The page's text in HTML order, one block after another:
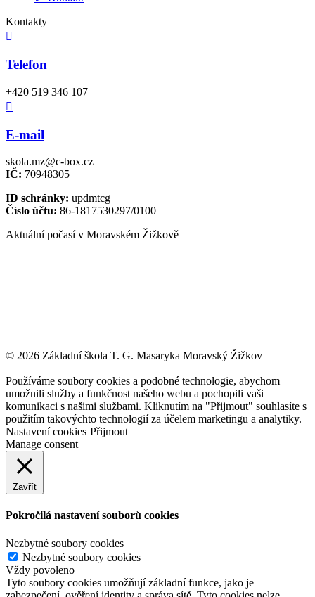
Kontakty

Telefon
+420 519 346 107

E-mail
skola.mz@c-box.cz
IČ: 70948305
ID schránky: updmtcg
Číslo účtu: 86-1817530297/0100
Aktuální počasí v Moravském Žižkově
© 2026 Základní škola T. G. Masaryka Moravský Žižkov |
Používáme soubory cookies a podobné technologie, abychom
umožnili služby a funkčnost našeho webu a pochopili vaši
komunikaci s našimi službami. Kliknutím na "Přijmout" souhlasíte s
použitím takovýchto technologií za účelem marketingu a analytiky.
Nastavení cookies Přijmout
Manage consent
Zavřít
Pokročilá nastavení souborů cookies
Nezbytné soubory cookies
Nezbytné soubory cookies
Vždy povoleno
Tyto soubory cookies umožňují základní funkce, jako je